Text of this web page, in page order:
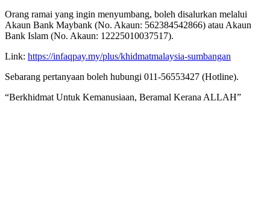
Orang ramai yang ingin menyumbang, boleh disalurkan melalui
Akaun Bank Maybank (No. Akaun: 562384542866) atau Akaun
Bank Islam (No. Akaun: 12225010037517).
Link: https://infaqpay.my/plus/khidmatmalaysia-sumbangan
Sebarang pertanyaan boleh hubungi 011-56553427 (Hotline).
“Berkhidmat Untuk Kemanusiaan, Beramal Kerana ALLAH”